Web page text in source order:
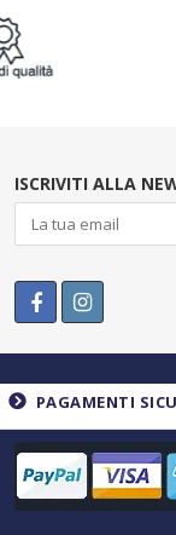
ISCRIVITI ALLA
PAGAMENTI